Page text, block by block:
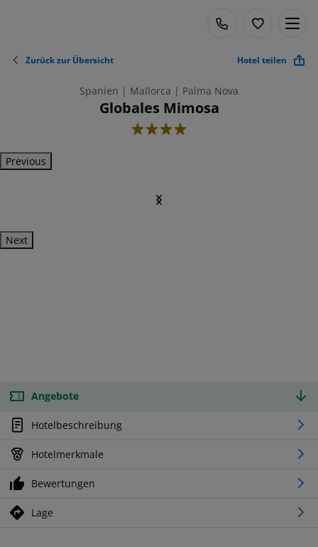
Zurück zur Übersicht Hotel teilen
Spanien | Mallorca | Palma Nova
Globales Mimosa
4
Previous
Next
Angebote
Hotelbeschreibung
Hotelmerkmale
Bewertungen
Lage